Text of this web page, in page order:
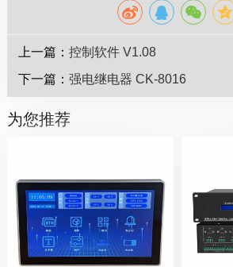
上一篇：控制软件 V1.08
下一篇：强电继电器 CK-8016
为您推荐